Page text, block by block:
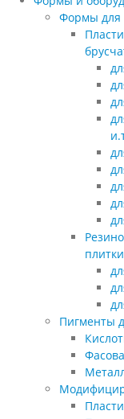
Формы для
плитки
Пигменты